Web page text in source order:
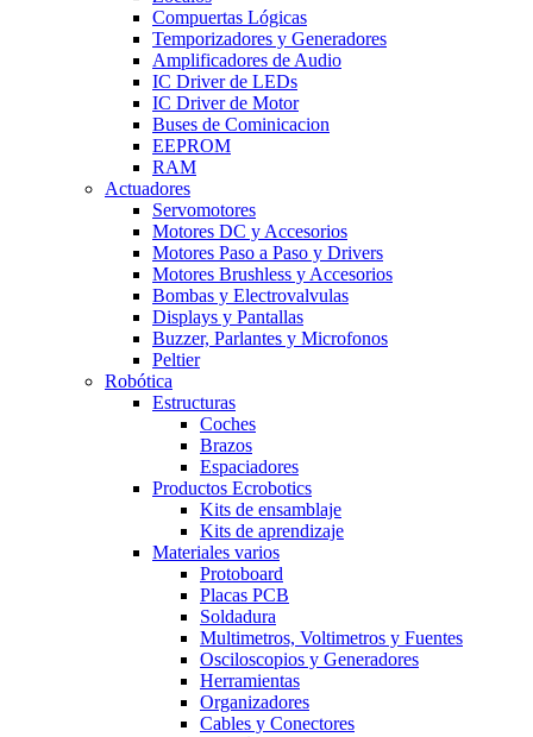
Compuertas Lógicas
Temporizadores y Generadores
Amplificadores de Audio
IC Driver de LEDs
IC Driver de Motor
Buses de Cominicacion
EEPROM
RAM
Actuadores
Servomotores
Motores DC y Accesorios
Motores Paso a Paso y Drivers
Motores Brushless y Accesorios
Bombas y Electrovalvulas
Displays y Pantallas
Buzzer, Parlantes y Microfonos
Peltier
Robótica
Estructuras
Coches
Brazos
Espaciadores
Productos Ecrobotics
Kits de ensamblaje
Kits de aprendizaje
Materiales varios
Protoboard
Placas PCB
Soldadura
Multimetros, Voltimetros y Fuentes
Osciloscopios y Generadores
Herramientas
Organizadores
Cables y Conectores